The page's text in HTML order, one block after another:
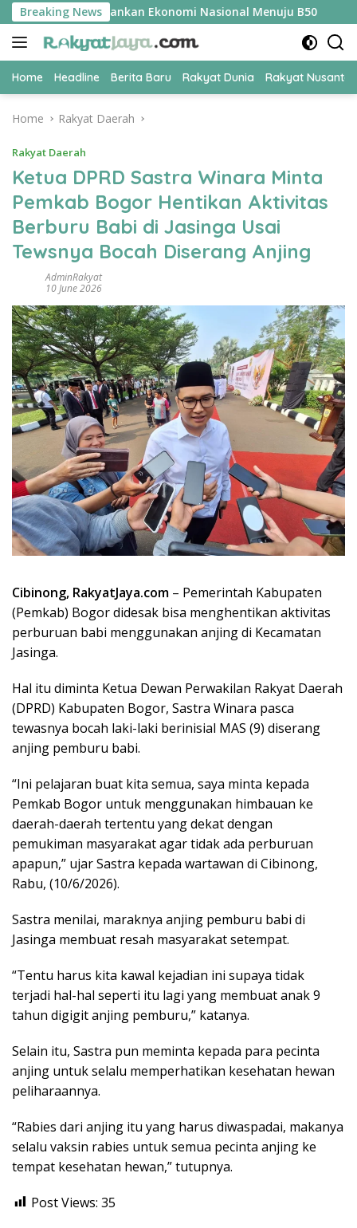
Skip
to
content
Breaking News
Kunci Amankan Ekonomi Nasional Menuju B50
Home Headline Berita Baru Rakyat Dunia Rakyat
Home Rakyat Daerah
Rakyat Daerah
Ketua DPRD Sastra Winara Minta
Pemkab Bogor Hentikan Aktivitas
Berburu Babi di Jasinga Usai
Tewsnya Bocah Diserang Anjing
AdminRakyat
10 June 2026
Cibinong, RakyatJaya.com – Pemerintah Kabupaten
(Pemkab) Bogor didesak bisa menghentikan aktivitas
perburuan babi menggunakan anjing di Kecamatan
Jasinga.
Hal itu diminta Ketua Dewan Perwakilan Rakyat Daerah
(DPRD) Kabupaten Bogor, Sastra Winara pasca
tewasnya bocah laki-laki berinisial MAS (9) diserang
anjing pemburu babi.
“Ini pelajaran buat kita semua, saya minta kepada
Pemkab Bogor untuk menggunakan himbauan ke
daerah-daerah tertentu yang dekat dengan
pemukiman masyarakat agar tidak ada perburuan
apapun,” ujar Sastra kepada wartawan di Cibinong,
Rabu, (10/6/2026).
Sastra menilai, maraknya anjing pemburu babi di
Jasinga membuat resah masyarakat setempat.
“Tentu harus kita kawal kejadian ini supaya tidak
terjadi hal-hal seperti itu lagi yang membuat anak 9
tahun digigit anjing pemburu,” katanya.
Selain itu, Sastra pun meminta kepada para pecinta
anjing untuk selalu memperhatikan kesehatan hewan
peliharaannya.
“Rabies dari anjing itu yang harus diwaspadai, makanya
selalu vaksin rabies untuk semua pecinta anjing ke
tempat kesehatan hewan,” tutupnya.
Post Views: 35